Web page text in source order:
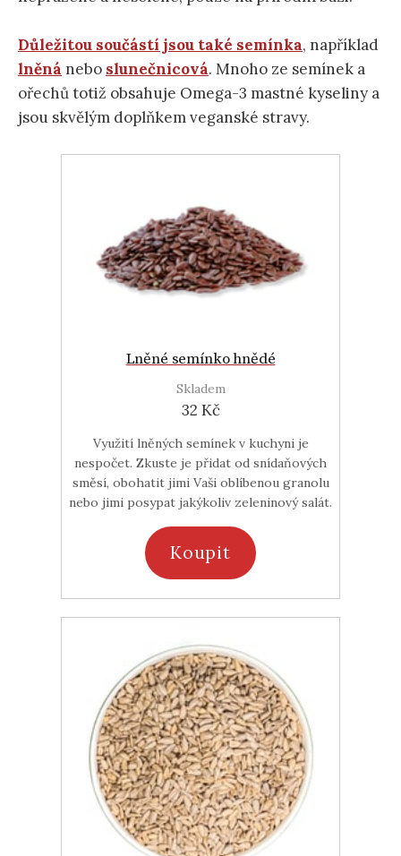
Důležitou součástí jsou také semínka, například
lněná nebo slunečnicová. Mnoho ze semínek a
ořechů totiž obsahuje Omega-3 mastné kyseliny a
jsou skvělým doplňkem veganské stravy.
Lněné semínko hnědé
Skladem
32 Kč
Využití lněných semínek v kuchyni je
nespočet. Zkuste je přidat od snídaňových
směsí, obohatit jimi Vaši oblíbenou granolu
nebo jimi posypat jakýkoliv zeleninový salát.
Koupit